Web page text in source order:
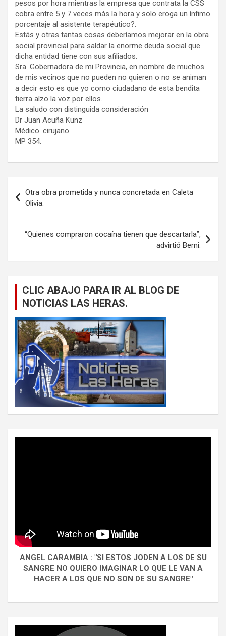
pesos por hora mientras la empresa que contrata la CSS
cobra entre 5 y 7 veces más la hora y solo eroga un ínfimo
porcentaje al asistente terapéutico?.
Estás y otras tantas cosas deberíamos mejorar en la obra
social provincial para saldar la enorme deuda social que
dicha entidad tiene con sus afiliados.
Sra. Gobernadora de mi Provincia, en nombre de muchos
de mis vecinos que no pueden no quieren o no se animan
a decir esto es que yo como ciudadano de esta bendita
tierra alzo la voz por ellos.
La saludo con distinguida consideración
Dr Juan Acuña Kunz
Médico .cirujano
MP 354.
de
entradas
Otra obra prometida y nunca concretada en Caleta
Olivia.
“Quienes compraron cocaína tienen que descartarla”,
advirtió Berni.
CLIC ABAJO PARA IR AL BLOG DE
NOTICIAS LAS HERAS.
ANGEL CARAMBIA : "SI ESTOS JODEN A LOS DE SU
SANGRE NO QUIERO IMAGINAR LO QUE LE VAN A
HACER A LOS QUE NO SON DE SU SANGRE"